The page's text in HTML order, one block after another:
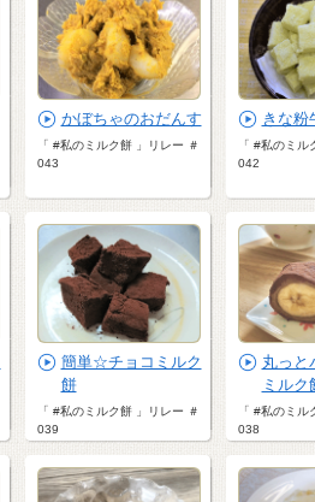
かぼちゃのおだんす
「 #私のミルク餅 」リレー ＃
043
きな粉
「 #私のミ
042
簡単☆チョコミルク
餅
「 #私のミルク餅 」リレー ＃
039
丸っと
ミルク
「 #私のミ
038